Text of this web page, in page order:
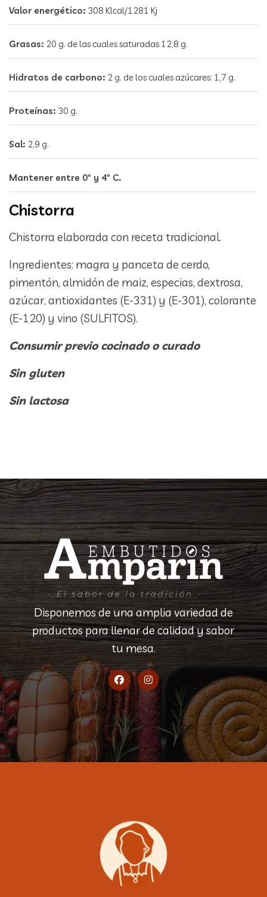
Valor energético: 308 Klcal/1281 Kj
Grasas: 20 g. de las cuales saturadas 12,8 g.
Hidratos de carbono: 2 g. de los cuales azúcares: 1,7 g.
Proteínas: 30 g.
Sal: 2,9 g.
Mantener entre 0º y 4º C.
Chistorra
Chistorra elaborada con receta tradicional.
Ingredientes: magra y panceta de cerdo,
pimentón, almidón de maiz, especias, dextrosa,
azúcar, antioxidantes (E-331) y (E-301), colorante
(E-120) y vino (SULFITOS).
Consumir previo cocinado o curado
Sin gluten
Sin lactosa
Disponemos de una amplia variedad de
productos para llenar de calidad y sabor
tu mesa.